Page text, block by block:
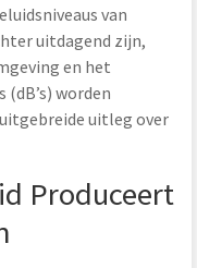
van
uitdagend zijn,
en het
worden
uitleg over
Produceert